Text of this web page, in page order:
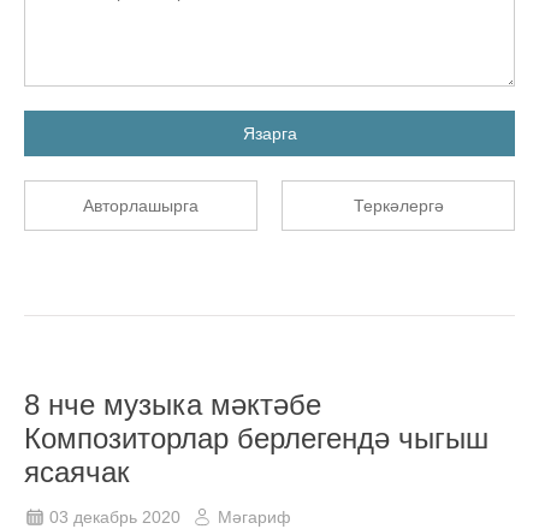
Язарга
Авторлашырга Теркәлергә
8 нче музыка мәктәбе
Композиторлар берлегендә чыгыш
ясаячак
03 декабрь 2020 Мәгариф